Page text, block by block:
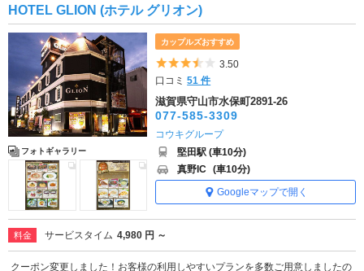
HOTEL GLION (ホテル グリオン)
フォトギャラリー
カップルズおすすめ
5つ星のうち3.5
3.50
口コミ51 件
滋賀県守山市水保町2891-26
077-585-3309
コウキグループ
堅田駅 (車10分)
真野IC (車10分)
Googleマップで開く
料金 サービスタイム 4,980 円 ～
クーポン変更しました！お客様の利用しやすいプランを多数ご用意しましたの